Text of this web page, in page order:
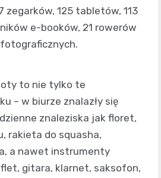
zegarków, 125 tabletów, 113
e-booków, 21 rowerów
to nie tylko te
– w biurze znalazły się
znaleziska jak floret,
rakieta do squasha,
a nawet instrumenty
gitara, klarnet, saksofon,